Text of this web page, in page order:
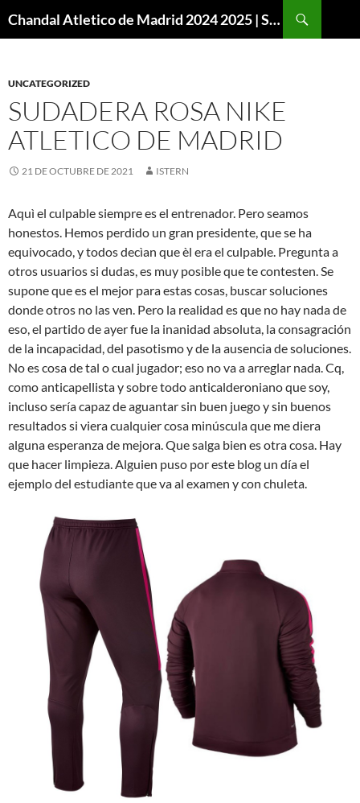
Chandal Atletico de Madrid 2024 2025 | SuperVigo
UNCATEGORIZED
SUDADERA ROSA NIKE
ATLETICO DE MADRID
21 DE OCTUBRE DE 2021 ISTERN
Aquì el culpable siempre es el entrenador. Pero seamos
honestos. Hemos perdido un gran presidente, que se ha
equivocado, y todos decìan que èl era el culpable. Pregunta a
otros usuarios si dudas, es muy posible que te contesten. Se
supone que es el mejor para estas cosas, buscar soluciones
donde otros no las ven. Pero la realidad es que no hay nada de
eso, el partido de ayer fue la inanidad absoluta, la consagración
de la incapacidad, del pasotismo y de la ausencia de soluciones.
No es cosa de tal o cual jugador; eso no va a arreglar nada. Cq,
como anticapellista y sobre todo anticalderoniano que soy,
incluso sería capaz de aguantar sin buen juego y sin buenos
resultados si viera cualquier cosa minúscula que me diera
alguna esperanza de mejora. Que salga bien es otra cosa. Hay
que hacer limpieza. Alguien puso por este blog un día el
ejemplo del estudiante que va al examen y con chuleta.